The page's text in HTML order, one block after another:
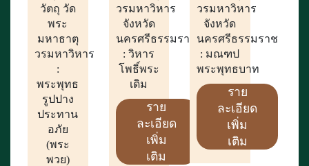
วัตถุ วัด
พระ
มหาธาตุ
วรมหาวิหาร
:
พระพุทธ
รูปปาง
ประทาน
อภัย
(พระ
พวย)
วรมหาวิหาร
จังหวัด
นครศรีธรรมราช
: วิหาร
โพธิ์พระ
เดิม
ราย
ละเอียด
เพิ่ม
เติม
วรมหาวิหาร
จังหวัด
นครศรีธรรมราช
: มณฑป
พระพุทธบาท
ราย
ละเอียด
เพิ่ม
เติม